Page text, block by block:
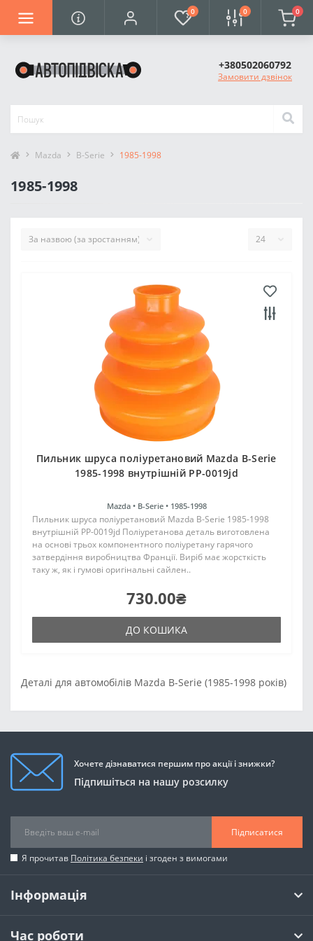
0 0 0
+380502060792
Замовити дзвінок
Mazda B-Serie 1985-1998
1985-1998
Пильник шруса поліуретановий Mazda B-Serie
1985-1998 внутрішній PP-0019jd
Mazda • B-Serie • 1985-1998
Пильник шруса поліуретановий Mazda B-Serie 1985-1998
внутрішній PP-0019jd Поліуретанова деталь виготовлена
на основі трьох компонентного поліуретану гарячого
затвердіння виробництва Франції. Виріб має жорсткість
таку ж, як і гумові оригінальні сайлен..
730.00₴
ДО КОШИКА
Деталі для автомобілів Mazda B-Serie (1985-1998 років)
Хочете дізнаватися першим про акції і знижки?
Підпишіться на нашу розсилку
Підписатися
Я прочитав Політика безпеки і згоден з вимогами
Інформація
Час роботи